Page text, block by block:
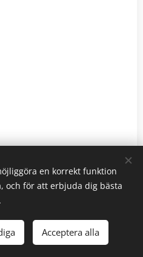
AB
37 08
Cookies
en korrekt funktion
och för att erbjuda dig bästa
Acceptera alla